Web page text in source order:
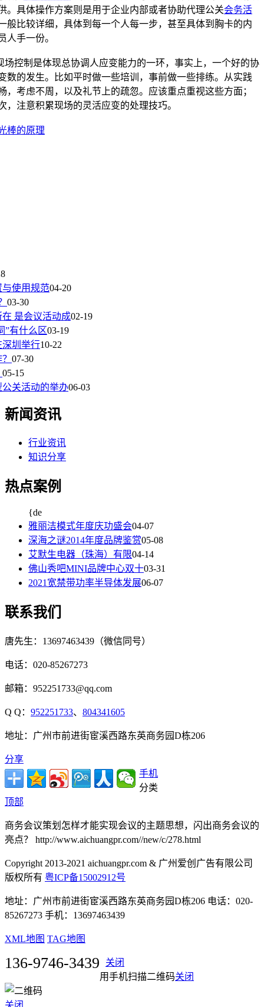
。具体操作方案则是用于企业内部或者协助代理公关会务活
般比较详细，具体到每一个人每一步，甚至具体到胸卡的内
人手一份。
制是体现总协调人应变能力的一环，事实上，一个好的协
数的发生。比如平时做一些培训，事前做一些排练。从实践
考虑不周，以及礼节上的疏忽。应该重点重视这些方面；
注意积累现场的灵活应变的处理技巧。
棒的原理
使用规范04-20
03-30
是会议活动成02-19
”有什么区03-19
深圳举行10-22
07-30
05-15
关活动的举办06-03
新闻资讯
行业资讯
知识分享
热点案例
{de
雅丽洁模式年度庆功盛会04-07
深海之谜2014年度品牌鉴赏05-08
艾默生电器（珠海）有限04-14
佛山秀吧MINI品牌中心双十03-31
2021宽禁带功率半导体发展06-07
联系我们
唐先生：13697463439（微信同号）
电话：020-85267273
邮箱：952251733@qq.com
Q Q： 952251733、 804341605
地址：广州市前进街宦溪西路东英商务园D栋206
分享
手机
分类
顶部
商务会议策划怎样才能实现会议的主题思想，闪出商务会议的
亮点？ http://www.aichuangpr.com//new/c/278.html
Copyright 2013-2021 aichuangpr.com & 广州爱创广告有限公司
版权所有 粤ICP备15002912号
地址：广州市前进街宦溪西路东英商务园D栋206 电话：020-
85267273 手机：13697463439
XML地图 TAG地图
136-9746-3439
关闭
用手机扫描二维码关闭